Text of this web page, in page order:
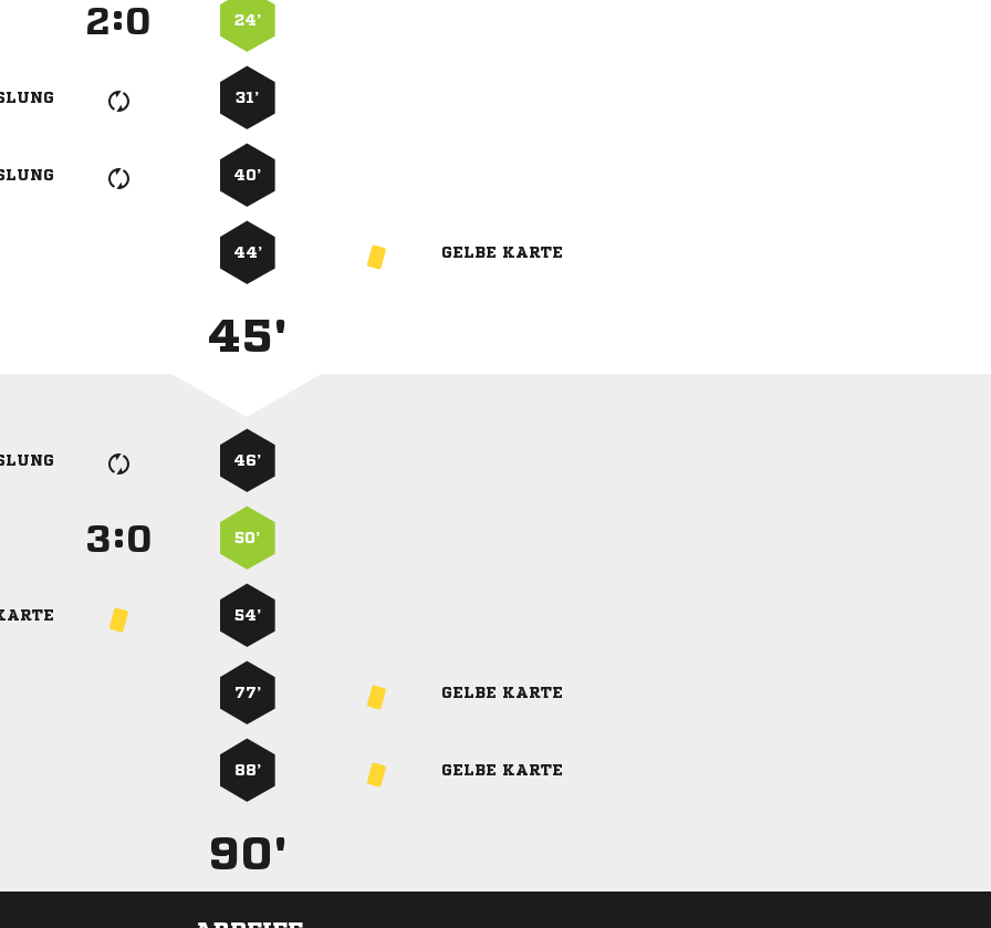
: 24’
31’
40’
44’ GELBE KARTE
45'
46’
: 50’
54’
77’ GELBE KARTE
88’ GELBE KARTE
90'